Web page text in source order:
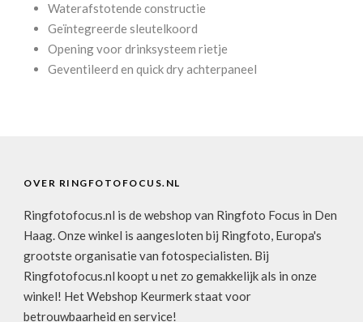
Waterafstotende constructie
Geïntegreerde sleutelkoord
Opening voor drinksysteem rietje
Geventileerd en quick dry achterpaneel
OVER RINGFOTOFOCUS.NL
Ringfotofocus.nl is de webshop van Ringfoto Focus in Den
Haag. Onze winkel is aangesloten bij Ringfoto, Europa's
grootste organisatie van fotospecialisten. Bij
Ringfotofocus.nl koopt u net zo gemakkelijk als in onze
winkel! Het Webshop Keurmerk staat voor
betrouwbaarheid en service!